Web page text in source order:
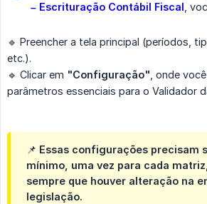
– Escrituração Contábil Fiscal ,
🔹 Preencher a tela principal (períodos,
etc.).
🔹 Clicar em "Configuração" , onde
parâmetros essenciais para o Validador
📌 Essas configurações precisam
mínimo, uma vez para cada
sempre que houver alteração na
legislação.